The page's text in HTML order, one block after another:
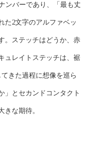
ンバーであり、「最も丈
た2文字のアルファベッ
。ステッチはどうか、赤
ュレイトステッチは、裾
きた過程に想像を巡ら
」とセカンドコンタクト
な期待。